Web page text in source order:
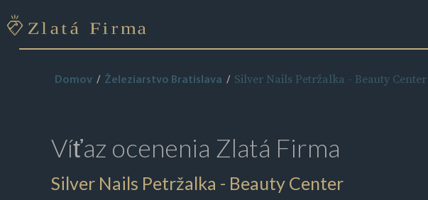
Domov Železiarstvo Bratislava Silver Nails Petržalka - Beauty Center
Víťaz ocenenia Zlatá Firma
Silver Nails Petržalka - Beauty Center